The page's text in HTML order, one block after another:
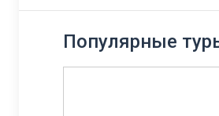
Популярные